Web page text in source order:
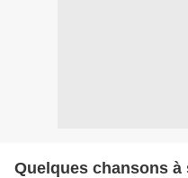
Quelques chansons à